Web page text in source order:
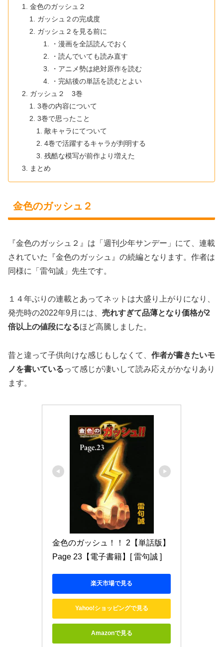
金色のガッシュ２
ガッシュ２の完成度
ガッシュ２を見る前に
・漫画を全話読んでおく
・読んでいても読み直す
・アニメ勢は絶対原作を読む
・完結後の単話を読むとよい
ガッシュ２ 3巻
3巻の内容について
3巻で思ったこと
敵キャラにてついて
4巻で活躍するキャラが判明する
残酷な模写が前作より増えた
まとめ
金色のガッシュ２
『金色のガッシュ２』は「週刊少年サンデー」にて、連載
されていた『金色のガッシュ』の続編となります。作者は
同様に「雷句誠」先生です。
１４年ぶりの連載とあってネットは大盛り上がりになり、
発売時の2022年9月には、 売れすぎて品薄となり価格が2
倍以上の値段になるほど高騰しました。
昔と違って子供向けな感じもしなくて、 作者が書きたいモ
ノを書いているって感じが凄いして読み応えがかなりあり
ます。
金色のガッシュ！！ 2【単話版】
Page 23【電子書籍】[ 雷句誠 ]
楽天市場で見る
Yahoo!ショッピングで見る
Amazonで見る